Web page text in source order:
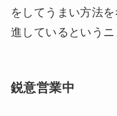
をしてうまい方法
進しているというニ
鋭意営業中